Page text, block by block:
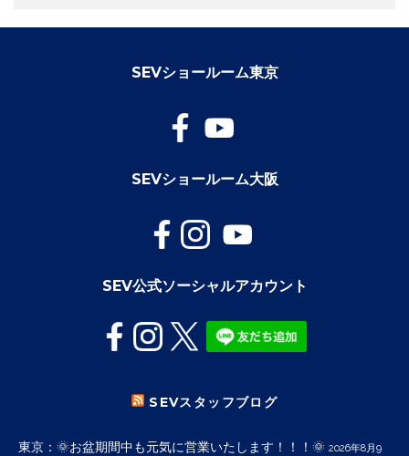
SEVショールーム東京
SEVショールーム大阪
SEV公式ソーシャルアカウント
SEVスタッフブログ
東京：🌞お盆期間中も元気に営業いたします！！！🌞 2026年8月9